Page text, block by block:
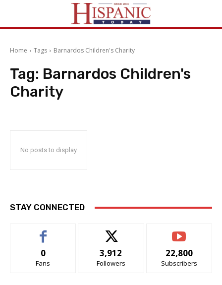
Home Tags Barnardos Children's Charity
Tag: Barnardos Children's
Charity
No posts to display
STAY CONNECTED
0
Fans
3,912
Followers
22,800
Subscribers